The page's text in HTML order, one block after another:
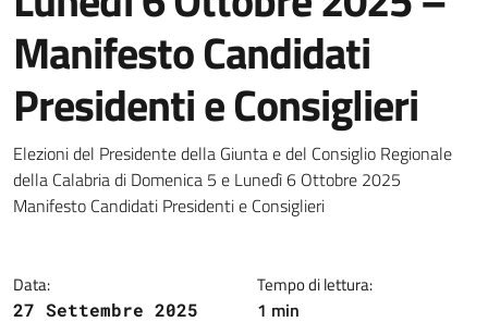
Manifesto Candidati
Presidenti e Consiglieri
Dettagli della notizia
Elezioni del Presidente della Giunta e del Consiglio Regionale
della Calabria di Domenica 5 e Lunedì 6 Ottobre 2025
Manifesto Candidati Presidenti e Consiglieri
Data:
27 Settembre 2025
Tempo di lettura:
1 min